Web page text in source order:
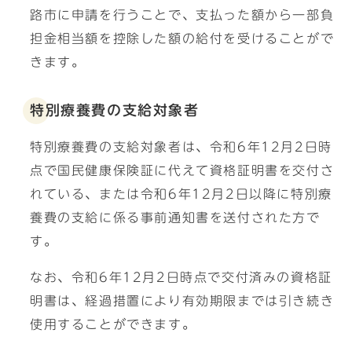
路市に申請を行うことで、支払った額から一部負
担金相当額を控除した額の給付を受けることがで
きます。
特別療養費の支給対象者
特別療養費の支給対象者は、令和6年12月2日時
点で国民健康保険証に代えて資格証明書を交付さ
れている、または令和6年12月2日以降に特別療
養費の支給に係る事前通知書を送付された方で
す。
なお、令和6年12月2日時点で交付済みの資格証
明書は、経過措置により有効期限までは引き続き
使用することができます。